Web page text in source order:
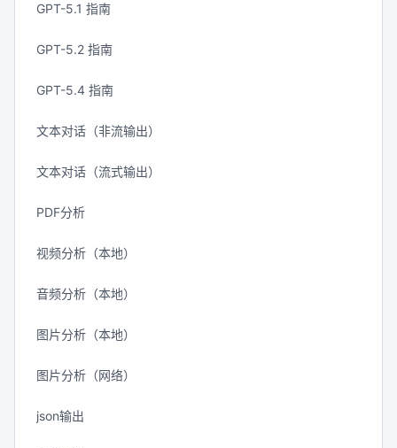
GPT-5.1 指南
GPT-5.2 指南
GPT-5.4 指南
文本对话（非流输出）
文本对话（流式输出）
PDF分析
视频分析（本地）
音频分析（本地）
图片分析（本地）
图片分析（网络）
json输出